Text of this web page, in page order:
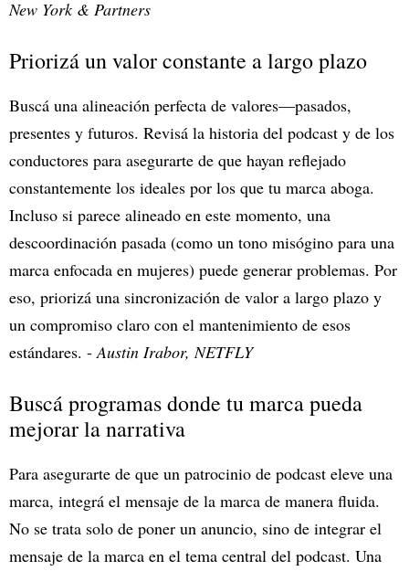
New York & Partners
Priorizá un valor constante a largo plazo
Buscá una alineación perfecta de valores—pasados,
presentes y futuros. Revisá la historia del podcast y de los
conductores para asegurarte de que hayan reflejado
constantemente los ideales por los que tu marca aboga.
Incluso si parece alineado en este momento, una
descoordinación pasada (como un tono misógino para una
marca enfocada en mujeres) puede generar problemas. Por
eso, priorizá una sincronización de valor a largo plazo y
un compromiso claro con el mantenimiento de esos
estándares. -Austin Irabor, NETFLY
Buscá programas donde tu marca pueda
mejorar la narrativa
Para asegurarte de que un patrocinio de podcast eleve una
marca, integrá el mensaje de la marca de manera fluida.
No se trata solo de poner un anuncio, sino de integrar el
mensaje de la marca en el tema central del podcast. Una